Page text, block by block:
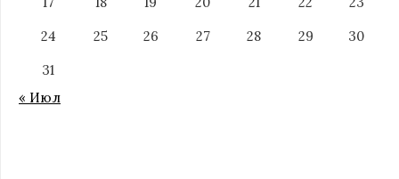
24
25 26 27 28 29
30
31
« Июл